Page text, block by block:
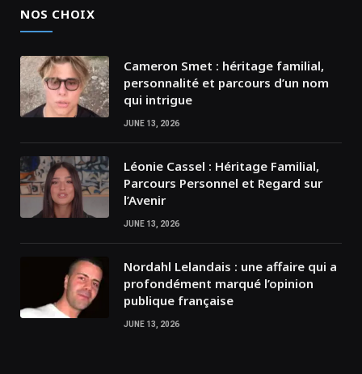
NOS CHOIX
Cameron Smet : héritage familial,
personnalité et parcours d’un nom
qui intrigue
JUNE 13, 2026
Léonie Cassel : Héritage Familial,
Parcours Personnel et Regard sur
l’Avenir
JUNE 13, 2026
Nordahl Lelandais : une affaire qui a
profondément marqué l’opinion
publique française
JUNE 13, 2026